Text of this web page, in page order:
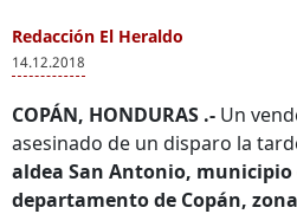
Redacción El Heraldo
14.12.2018
COPÁN, HONDURAS .- Un
asesinado de un disparo la
aldea San Antonio, municipio
departamento de Copán,